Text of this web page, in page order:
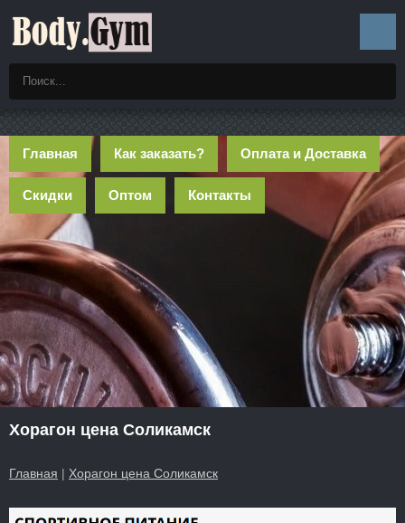
Главная Как заказать? Оплата и Доставка
Скидки Оптом Контакты
Хорагон цена Соликамск
Главная | Хорагон цена Соликамск